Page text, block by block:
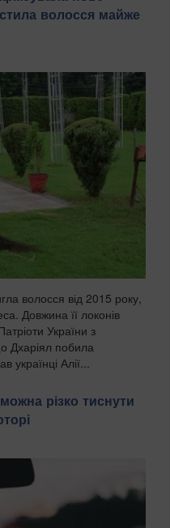
волосся майже
волосся від 2015 року,
Довжина її локонів
України з
Дхаріял побила
Алії...
різко тиснути